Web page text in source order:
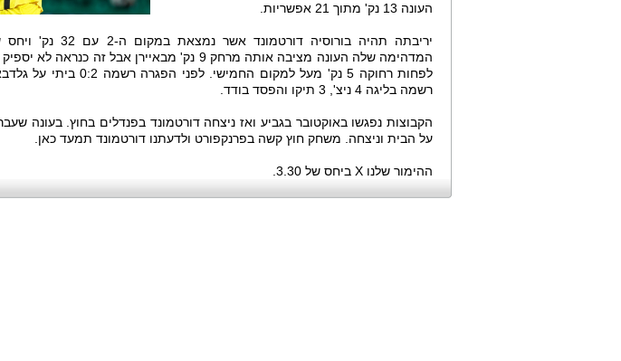
העונה 13 נק' מתוך 21 אפשריות.
המדהימה שלה העונה מציבה אותה מרחק 9 נק' מבאיירן אבל
לפחות רחוקה 5 נק' מעל למקום
רשמה בליגה 4 ניצ', 3 תיקו והפסד בודד.
הקבוצות נפגשו באוקטובר בגביע ואז ניצחה דורטמונד בפנדלים בחוץ. בעונה
על הבית וניצחה. משחק חוץ קשה בפרנקפורט ולדעתנו דורטמונד תמעד כאן.
ההימור שלנו X ביחס של 3.30.